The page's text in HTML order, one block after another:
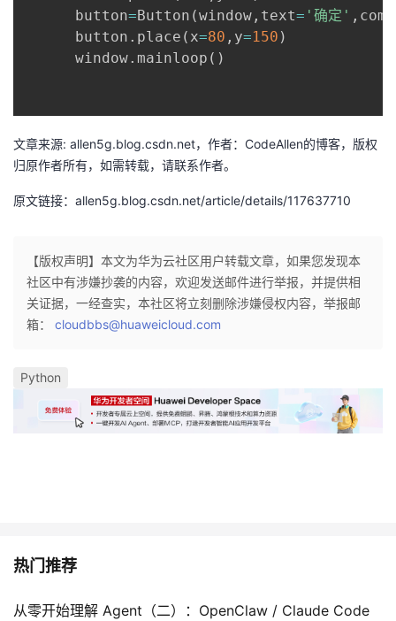
      button
=Button (window , text= '确定' ,
      button
. place ( x=80 , y=150 )
      window
. mainloop ( )
文章来源: allen5g.blog.csdn.net，作者：CodeAllen的博客，版权
归原作者所有，如需转载，请联系作者。
原文链接：allen5g.blog.csdn.net/article/details/117637710
【版权声明】本文为华为云社区用户转载文章，如果您发现本
社区中有涉嫌抄袭的内容，欢迎发送邮件进行举报，并提供相
关证据，一经查实，本社区将立刻删除涉嫌侵权内容，举报邮
箱： cloudbbs@huaweicloud.com
Python
热门推荐
从零开始理解 Agent（二）：OpenClaw / Claude Code